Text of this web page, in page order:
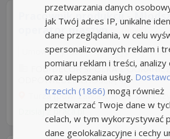
Pracownik produkcji -
operator maszyn...
NOWE
Umowa o pracę Rodzaj pracy: Stała
FOB-DECOR SPÓŁKA Z
ODPOWIEDZIALNOŚCIĄ 4,9
Turza (pow. zawierciański, gm. Łazy)
Dzisiajz praca.pl
przetwarzania danych
jak Twój adres IP, unikalne
dane przeglądania, w celu
spersonalizowanych reklam i
pomiaru reklam i treści,
oraz ulepszania usług.
trzecich (1866) mogą również
przetwarzać Twoje dane w
celach, w tym wykorzystywać
dane geolokalizacyjne i cechy